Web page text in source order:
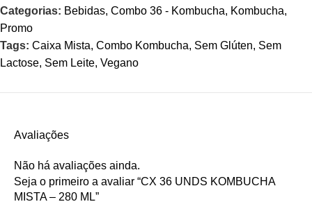
Categorias: Bebidas, Combo 36 - Kombucha, Kombucha,
Promo
Tags: Caixa Mista, Combo Kombucha, Sem Glúten, Sem
Lactose, Sem Leite, Vegano
Avaliações
Não há avaliações ainda.
Seja o primeiro a avaliar “CX 36 UNDS KOMBUCHA
MISTA – 280 ML”